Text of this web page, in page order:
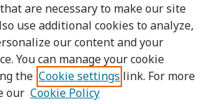
are necessary to make our site
use additional cookies to analyze,
our content and your
You can manage your cookie
the Cookie settings link. For more
our Cookie Policy